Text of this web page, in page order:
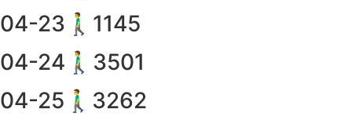
04-23🚶‍♂️1145
04-24🚶‍♂️3501
04-25🚶‍♂️3262